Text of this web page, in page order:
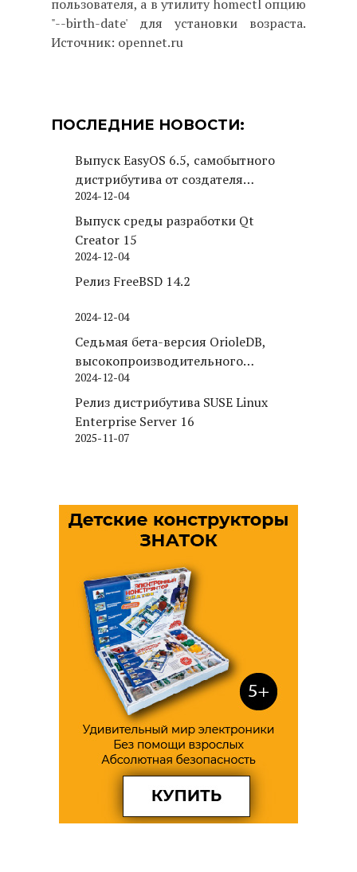
пользователя, а в утилиту homectl опцию
"--birth-date' для установки возраста.
Источник: opennet.ru
ПОСЛЕДНИЕ НОВОСТИ:
Выпуск EasyOS 6.5, самобытного
дистрибутива от создателя
Puppy Linux
2024-12-04
Выпуск среды разработки Qt
Creator 15
2024-12-04
Релиз FreeBSD 14.2
2024-12-04
Седьмая бета-версия OrioleDB,
высокопроизводительного
движка хранения для PostgreSQL
2024-12-04
Релиз дистрибутива SUSE Linux
Enterprise Server 16
2025-11-07